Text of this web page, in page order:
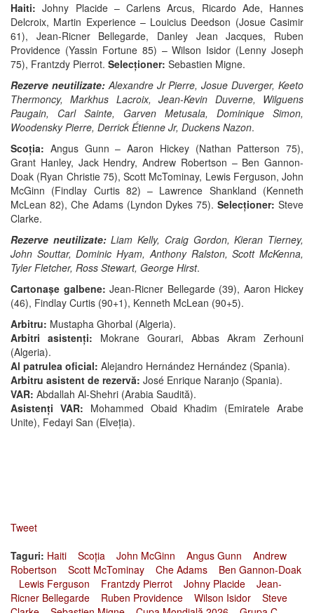
Haiti: Johny Placide – Carlens Arcus, Ricardo Ade, Hannes
Delcroix, Martin Experience – Louicius Deedson (Josue Casimir
61), Jean-Ricner Bellegarde, Danley Jean Jacques, Ruben
Providence (Yassin Fortune 85) – Wilson Isidor (Lenny Joseph
75), Frantzdy Pierrot. Selecționer: Sebastien Migne.
Rezerve neutilizate:Alexandre Jr Pierre, Josue Duverger, Keeto
Thermoncy, Markhus Lacroix, Jean-Kevin Duverne, Wilguens
Paugain, Carl Sainte, Garven Metusala, Dominique Simon,
Woodensky Pierre, Derrick Étienne Jr, Duckens Nazon.
Scoția: Angus Gunn – Aaron Hickey (Nathan Patterson 75),
Grant Hanley, Jack Hendry, Andrew Robertson – Ben Gannon-
Doak (Ryan Christie 75), Scott McTominay, Lewis Ferguson, John
McGinn (Findlay Curtis 82) – Lawrence Shankland (Kenneth
McLean 82), Che Adams (Lyndon Dykes 75).Selecționer: Steve
Clarke.
Rezerve neutilizate:Liam Kelly, Craig Gordon, Kieran Tierney,
John Souttar, Dominic Hyam, Anthony Ralston, Scott McKenna,
Tyler Fletcher, Ross Stewart, George Hirst.
Cartonașe galbene: Jean-Ricner Bellegarde (39), Aaron Hickey
(46), Findlay Curtis (90+1), Kenneth McLean (90+5).
Arbitru: Mustapha Ghorbal (Algeria).
Arbitri asistenți: Mokrane Gourari, Abbas Akram Zerhouni
(Algeria).
Al patrulea oficial: Alejandro Hernández Hernández (Spania).
Arbitru asistent de rezervă: José Enrique Naranjo (Spania).
VAR: Abdallah Al-Shehri (Arabia Saudită).
Asistenți VAR: Mohammed Obaid Khadim (Emiratele Arabe
Unite), Fedayi San (Elveția).
Tweet
Taguri: Haiti Scoția John McGinn Angus Gunn
Andrew
Robertson
Scott McTominay Che Adams
Ben Gannon-Doak
Lewis Ferguson
Frantzdy Pierrot Johny Placide
Jean-
Ricner Bellegarde
Ruben Providence Wilson Isidor
Steve